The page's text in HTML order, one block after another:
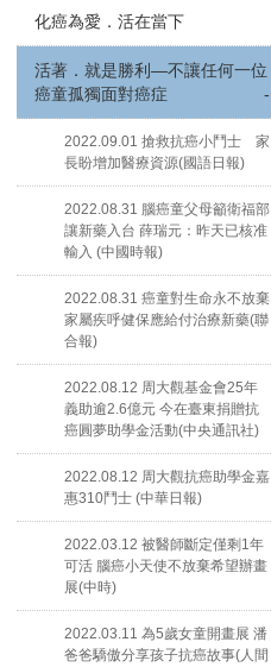
化癌為愛．活在當下
活著．就是勝利—不讓任何一位
癌童孤獨面對癌症
-
2022.09.01 搶救抗癌小鬥士 家
長盼增加醫療資源(國語日報)
2022.08.31 腦癌童父母籲衛福部
讓新藥入台 薛瑞元：昨天已核准
輸入 (中國時報)
2022.08.31 癌童對生命永不放棄
家屬疾呼健保應給付治療新藥(聯
合報)
2022.08.12 周大觀基金會25年
義助逾2.6億元 今在臺東捐贈抗
癌圓夢助學金活動(中央通訊社)
2022.08.12 周大觀抗癌助學金嘉
惠310鬥士 (中華日報)
2022.03.12 被醫師斷定僅剩1年
可活 腦癌小天使不放棄希望辦畫
展(中時)
2022.03.11 為5歲女童開畫展 潘
爸爸驕傲分享孩子抗癌故事(人間